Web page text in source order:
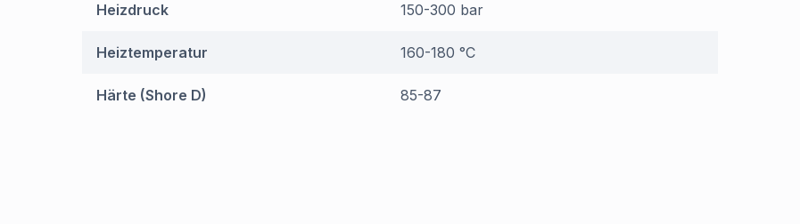
Heizdruck 150-300 bar
Heiztemperatur 160-180 °C
Härte (Shore D) 85-87